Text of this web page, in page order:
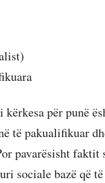
për punë
të pakualifikuar
pavarësisht
sociale bazë që